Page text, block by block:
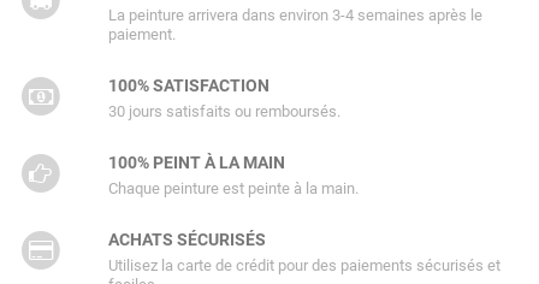
La peinture arrivera dans environ 3-4 semaines après le
paiement.
100% SATISFACTION
30 jours satisfaits ou remboursés.
100% PEINT À LA MAIN
Chaque peinture est peinte à la main.
ACHATS SÉCURISÉS
Utilisez la carte de crédit pour des paiements sécurisés et